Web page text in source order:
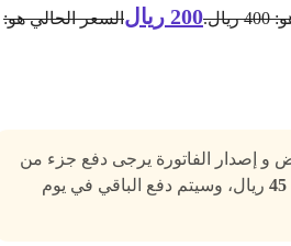
200 ريال السعر الحالي هو:
إصدار الفاتورة يرجى دفع جزء من
وسيتم دفع الباقي في يوم